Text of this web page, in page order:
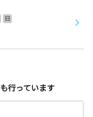
日
も行っています